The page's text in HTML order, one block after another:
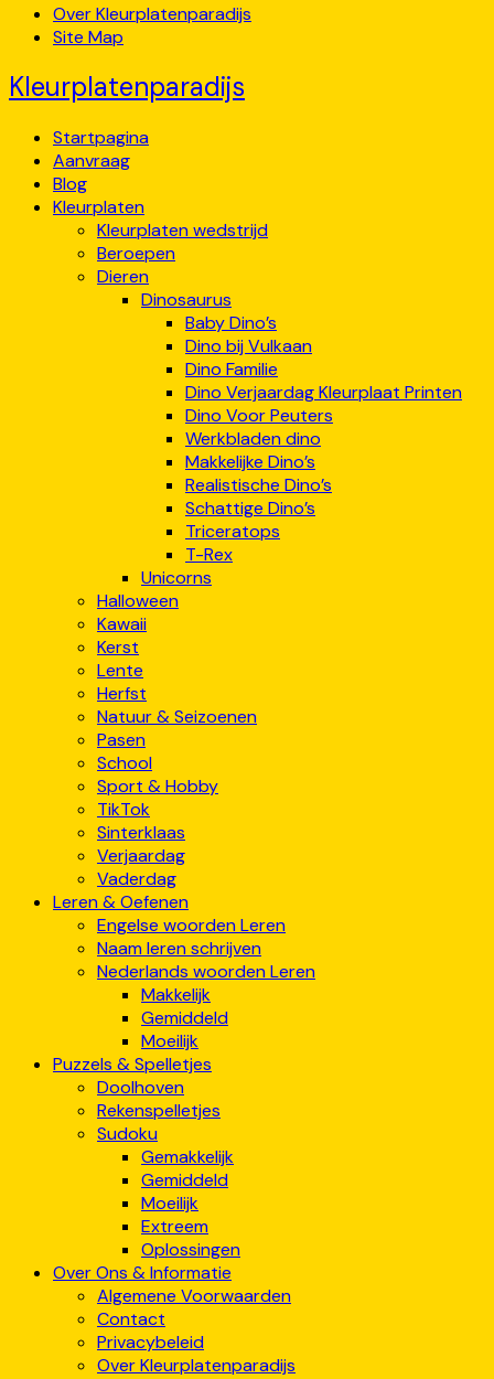
Over Kleurplatenparadijs
Site Map
Kleurplatenparadijs
Startpagina
Aanvraag
Blog
Kleurplaten
Kleurplaten wedstrijd
Beroepen
Dieren
Dinosaurus
Baby Dino’s
Dino bij Vulkaan
Dino Familie
Dino Verjaardag Kleurplaat Printen
Dino Voor Peuters
Werkbladen dino
Makkelijke Dino’s
Realistische Dino’s
Schattige Dino’s
Triceratops
T-Rex
Unicorns
Halloween
Kawaii
Kerst
Lente
Herfst
Natuur & Seizoenen
Pasen
School
Sport & Hobby
TikTok
Sinterklaas
Verjaardag
Vaderdag
Leren & Oefenen
Engelse woorden Leren
Naam leren schrijven
Nederlands woorden Leren
Makkelijk
Gemiddeld
Moeilijk
Puzzels & Spelletjes
Doolhoven
Rekenspelletjes
Sudoku
Gemakkelijk
Gemiddeld
Moeilijk
Extreem
Oplossingen
Over Ons & Informatie
Algemene Voorwaarden
Contact
Privacybeleid
Over Kleurplatenparadijs